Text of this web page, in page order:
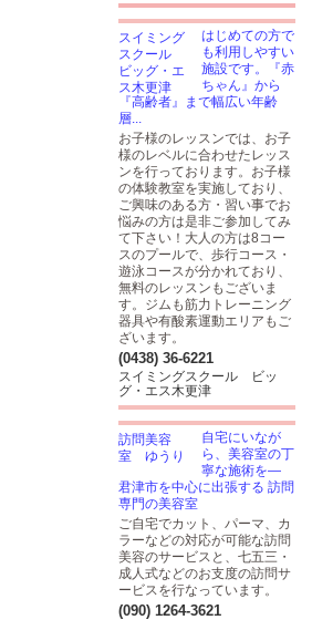
はじめての方で
も利用しやすい
施設です。『赤
ちゃん』から
『高齢者』まで幅広い年齢
層...
お子様のレッスンでは、お子
様のレベルに合わせたレッス
ンを行っております。お子様
の体験教室を実施しており、
ご興味のある方・習い事でお
悩みの方は是非ご参加してみ
て下さい！大人の方は8コー
スのプールで、歩行コース・
遊泳コースが分かれており、
無料のレッスンもございま
す。ジムも筋力トレーニング
器具や有酸素運動エリアもご
ざいます。
(0438) 36-6221
スイミングスクール ビッ
グ・エス木更津
自宅にいなが
ら、美容室の丁
寧な施術を―
君津市を中心に出張する 訪問
専門の美容室
ご自宅でカット、パーマ、カ
ラーなどの対応が可能な訪問
美容のサービスと、七五三・
成人式などのお支度の訪問サ
ービスを行なっています。
(090) 1264-3621